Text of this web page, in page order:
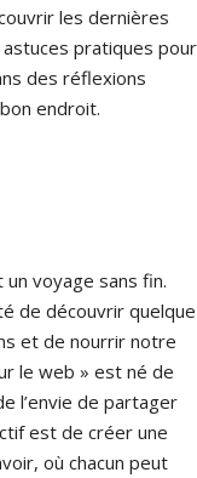
les dernières
pratiques pour
des réflexions
endroit.
voyage sans fin.
de découvrir quelque
et de nourrir notre
le web » est né de
l’envie de partager
est de créer une
où chacun peut